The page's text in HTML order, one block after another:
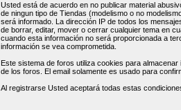
Usted está de acuerdo en no publicar material
de ningun tipo de Tiendas (modelismo o no
será informado. La dirección IP de todos los
de borrar, editar, mover o cerrar cualquier tema en
cuando esta información no será proporcionada a
información se vea comprometida.
Este sistema de foros utiliza cookies para
de los foros. El email solamente es usado para
Al registrarse Usted aceptará todas estas